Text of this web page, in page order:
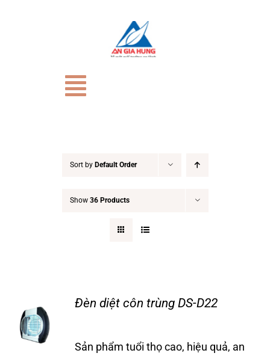
Toggle
Liên hệ
Sort by Default Order
Show 36 Products
Đèn diệt côn trùng DS-D22
Sản phẩm tuổi thọ cao, hiệu quả, an